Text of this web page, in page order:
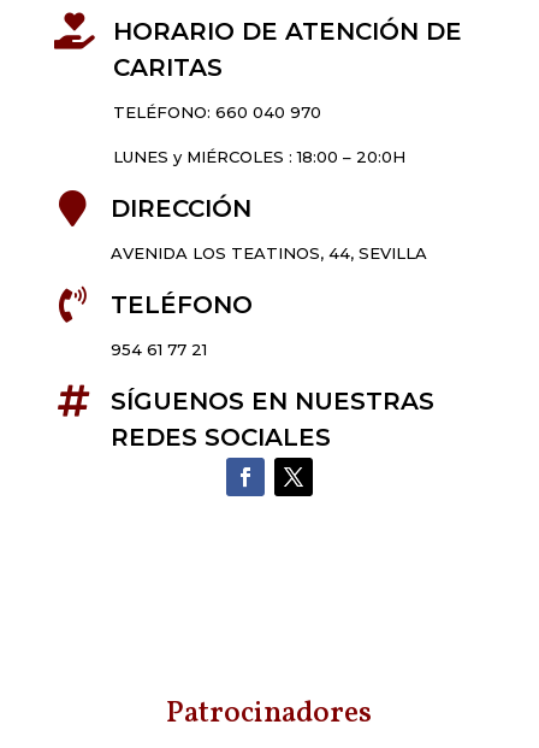

HORARIO DE ATENCIÓN DE
CARITAS
TELÉFONO: 660 040 970
LUNES y MIÉRCOLES : 18:00 – 20:0H
 DIRECCIÓN
AVENIDA LOS TEATINOS, 44, SEVILLA
 TELÉFONO
954 61 77 21

SÍGUENOS EN NUESTRAS
REDES SOCIALES
Patrocinadores